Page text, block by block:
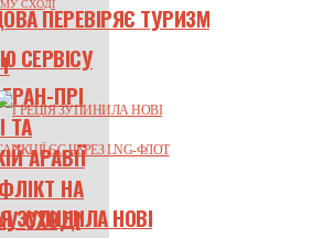
ПРІ
ТА
АРАВІЇ
НА
СХОДІ
ПЕРЕВІРЯЄ ТУРИЗМ
СЕРВІСУ
ЗУПИНИЛА НОВІ